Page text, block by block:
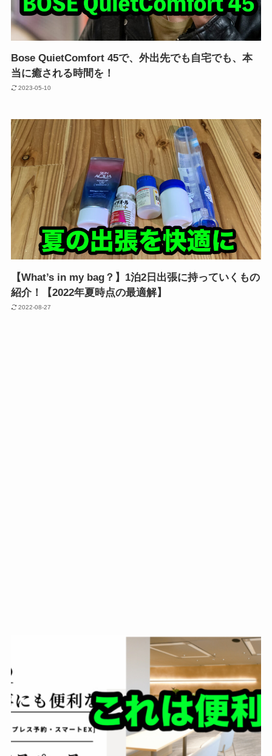
Bose QuietComfort 45で、外出先でも自宅でも、本
当に癒される時間を！
2023-05-10
【What’s in my bag？】1泊2日出張に持っていくもの
紹介！【2022年夏時点の最適解】
2022-08-27